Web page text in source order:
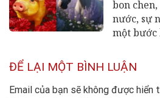
bon
nước, sự
một
ĐỂ LẠI MỘT BÌNH LUẬN
Email của bạn sẽ không được hiển